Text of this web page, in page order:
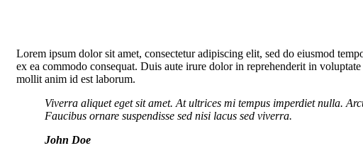
Lorem ipsum dolor sit amet, consectetur adipiscing elit, sed do eiusmod
ex ea commodo consequat. Duis aute irure dolor in reprehenderit in
mollit anim id est laborum.
Viverra aliquet eget sit amet. At ultrices mi tempus imperdiet nulla.
Faucibus ornare suspendisse sed nisi lacus sed viverra.
John Doe